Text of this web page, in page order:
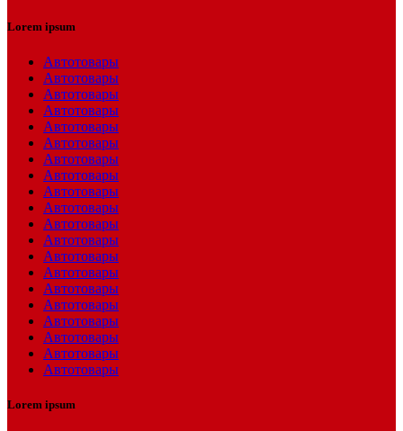
Lorem ipsum
Автотовары
Автотовары
Автотовары
Автотовары
Автотовары
Автотовары
Автотовары
Автотовары
Автотовары
Автотовары
Автотовары
Автотовары
Автотовары
Автотовары
Автотовары
Автотовары
Автотовары
Автотовары
Автотовары
Автотовары
Lorem ipsum